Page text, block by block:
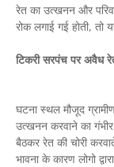
रेत का उत्खनन और
रोक लगाई गई होती, तो
टिकरी सरपंच पर अवैध
घटना स्थल मौजूद
उत्खनन करवाने का
बैठकर रेत की चोरी
भावना के कारण लोगो